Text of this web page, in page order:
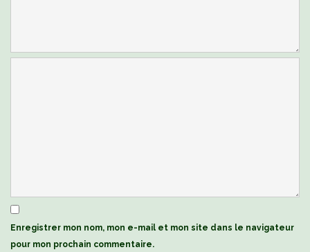
Enregistrer mon nom, mon e-mail et mon site dans le navigateur
pour mon prochain commentaire.